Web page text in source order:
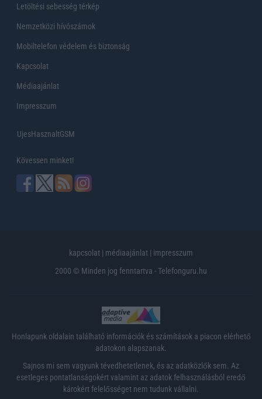
Letöltési sebesség térkép
Nemzetközi hívószámok
Mobiltelefon védelem és biztonság
Kapcsolat
Médiaajánlat
Impresszum
UjesHasznaltGSM
Kövessen minket!
kapcsolat | médiaajánlat | impresszum
2000 © Minden jog fenntartva - Telefonguru.hu
Honlapunk oldalain található információk és számítások a piacon elérhető
adatokon alapszanak.
Sajnos mi sem vagyunk tévedhetetlenek, és az adatközlők sem. Az
esetleges pontatlanságokért valamint az adatok felhasználásból eredő
károkért felelősséget nem tudunk vállalni.